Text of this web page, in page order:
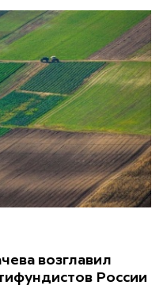
возглавил
России